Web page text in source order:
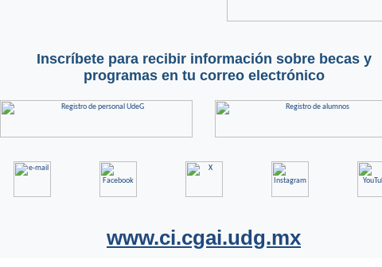
Inscríbete para recibir información sobre becas y
programas en tu correo electrónico
www.ci.cgai.udg.mx